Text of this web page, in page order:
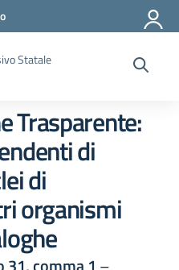
Statale
Trasparente:
di
di
organismi